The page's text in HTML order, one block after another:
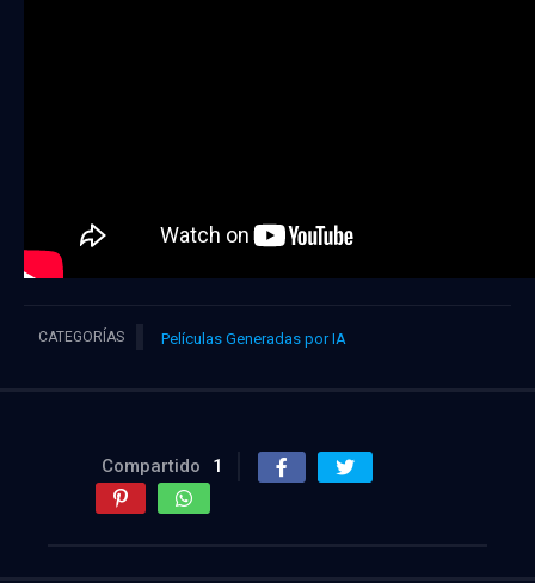
CATEGORÍAS Películas Generadas por IA
Compartido 1